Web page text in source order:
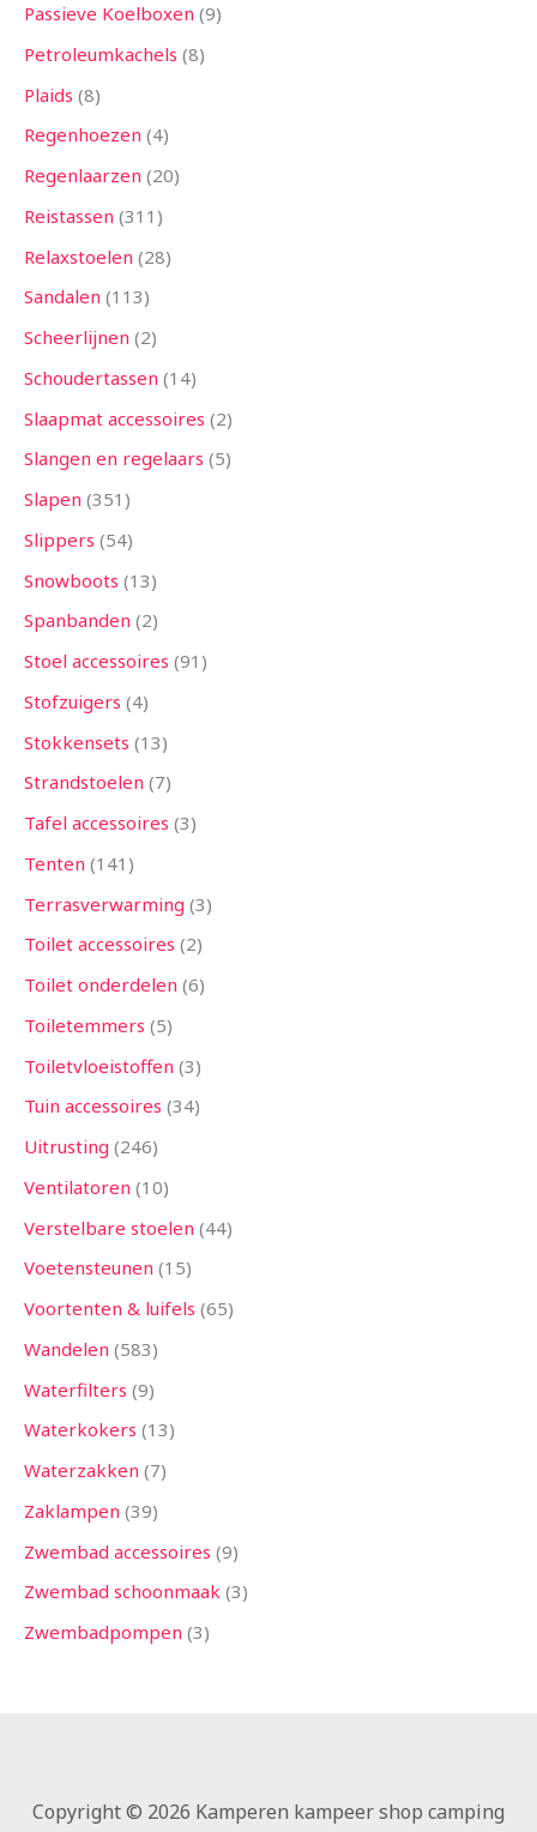
Passieve Koelboxen 9
Petroleumkachels 8
Plaids 8
Regenhoezen 4
Regenlaarzen 20
Reistassen 311
Relaxstoelen 28
Sandalen 113
Scheerlijnen 2
Schoudertassen 14
Slaapmat accessoires 2
Slangen en regelaars 5
Slapen 351
Slippers 54
Snowboots 13
Spanbanden 2
Stoel accessoires 91
Stofzuigers 4
Stokkensets 13
Strandstoelen 7
Tafel accessoires 3
Tenten 141
Terrasverwarming 3
Toilet accessoires 2
Toilet onderdelen 6
Toiletemmers 5
Toiletvloeistoffen 3
Tuin accessoires 34
Uitrusting 246
Ventilatoren 10
Verstelbare stoelen 44
Voetensteunen 15
Voortenten & luifels 65
Wandelen 583
Waterfilters 9
Waterkokers 13
Waterzakken 7
Zaklampen 39
Zwembad accessoires 9
Zwembad schoonmaak 3
Zwembadpompen 3
Copyright © 2026 Kamperen kampeer shop camping